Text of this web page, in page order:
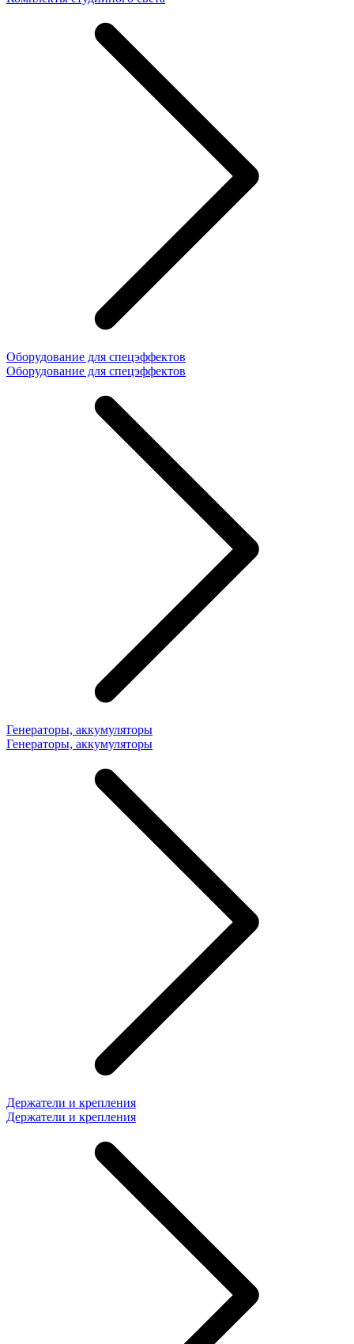
Оборудование для спецэффектов
Оборудование для спецэффектов
Генераторы, аккумуляторы
Генераторы, аккумуляторы
Держатели и крепления
Держатели и крепления